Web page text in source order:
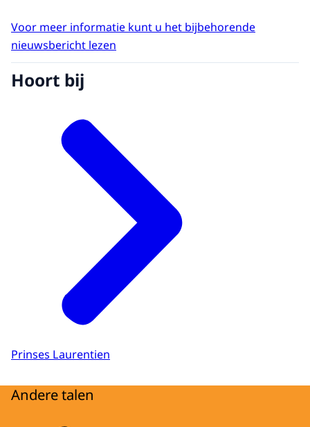
Voor meer informatie kunt u het bijbehorende
nieuwsbericht lezen
Hoort bij
Prinses Laurentien
Andere talen